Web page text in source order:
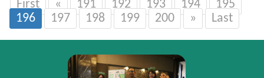
First « 191 192 193 194
195
196
197 198 199 200 » Last